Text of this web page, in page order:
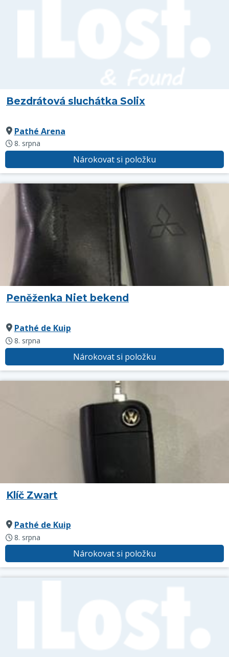
Bezdrátová sluchátka Solix
Pathé Arena
8. srpna
Nárokovat si položku
Peněženka Niet bekend
Pathé de Kuip
8. srpna
Nárokovat si položku
Klíč Zwart
Pathé de Kuip
8. srpna
Nárokovat si položku